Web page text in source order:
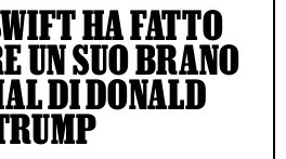
HA FATTO
UN SUO BRANO
DI DONALD